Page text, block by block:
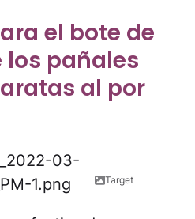
el bote de
los pañales
al por
Target